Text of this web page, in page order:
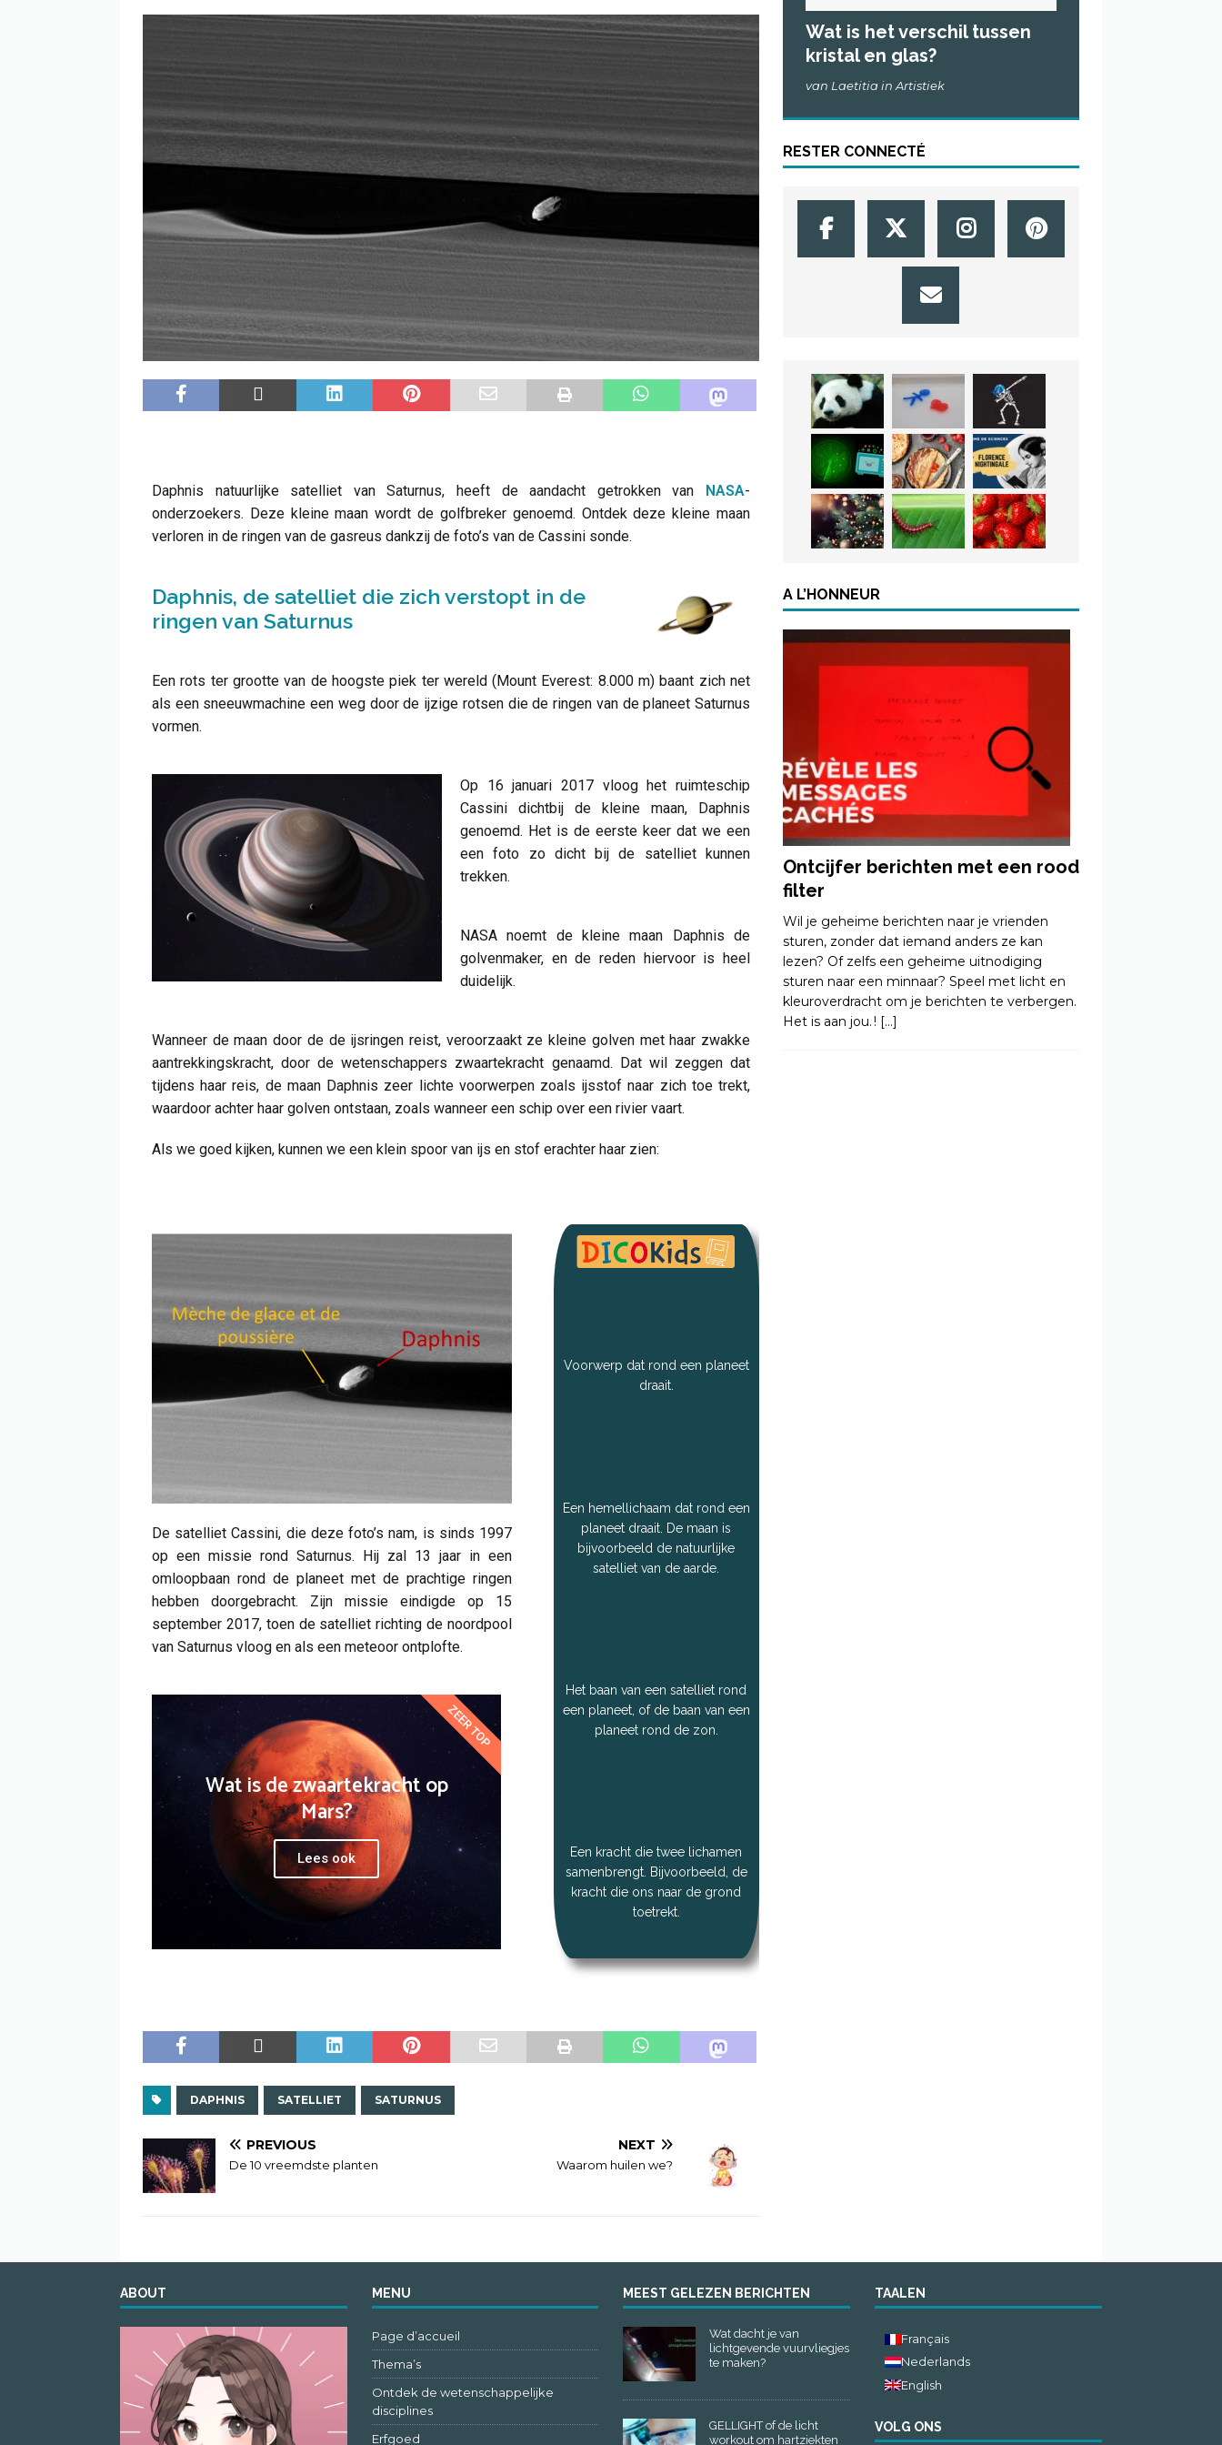
Daphnis natuurlijke satelliet van Saturnus, heeft de aandacht getrokken van NASA-
onderzoekers. Deze kleine maan wordt de golfbreker genoemd. Ontdek deze kleine maan
verloren in de ringen van de gasreus dankzij de foto’s van de Cassini sonde.
Daphnis, de satelliet die zich verstopt in de
ringen van Saturnus
Een rots ter grootte van de hoogste piek ter wereld (Mount Everest: 8.000 m) baant zich net
als een sneeuwmachine een weg door de ijzige rotsen die de ringen van de planeet Saturnus
vormen.
Op 16 januari 2017 vloog het ruimteschip
Cassini dichtbij de kleine maan, Daphnis
genoemd. Het is de eerste keer dat we een
een foto zo dicht bij de satelliet kunnen
trekken.
NASA noemt de kleine maan Daphnis de
golvenmaker, en de reden hiervoor is heel
duidelijk.
Wanneer de maan door de de ijsringen reist, veroorzaakt ze kleine golven met haar zwakke
aantrekkingskracht, door de wetenschappers zwaartekracht genaamd. Dat wil zeggen dat
tijdens haar reis, de maan Daphnis zeer lichte voorwerpen zoals ijsstof naar zich toe trekt,
waardoor achter haar golven ontstaan, zoals wanneer een schip over een rivier vaart.
Als we goed kijken, kunnen we een klein spoor van ijs en stof erachter haar zien:
De satelliet Cassini, die deze foto’s nam, is sinds 1997
op een missie rond Saturnus. Hij zal 13 jaar in een
omloopbaan rond de planeet met de prachtige ringen
hebben doorgebracht. Zijn missie eindigde op 15
september 2017, toen de satelliet richting de noordpool
van Saturnus vloog en als een meteoor ontplofte.
Wat is de zwaartekracht op
Mars?
Lees ook
ZEER TOP
Voorwerp dat rond een planeet
draait.
Een hemellichaam dat rond een
planeet draait. De maan is
bijvoorbeeld de natuurlijke
satelliet van de aarde.
Het baan van een satelliet rond
een planeet, of de baan van een
planeet rond de zon.
Een kracht die twee lichamen
samenbrengt. Bijvoorbeeld, de
kracht die ons naar de grond
toetrekt.
DAPHNIS SATELLIET SATURNUS
PREVIOUS
De 10 vreemdste planten
NEXT
Waarom huilen we?
Wat is het verschil tussen
kristal en glas?
van Laetitia in Artistiek
RESTER CONNECTÉ
A L’HONNEUR
Ontcijfer berichten met een rood
filter
Wil je geheime berichten naar je vrienden
sturen, zonder dat iemand anders ze kan
lezen? Of zelfs een geheime uitnodiging
sturen naar een minnaar? Speel met licht en
kleuroverdracht om je berichten te verbergen.
Het is aan jou. ! […]
ABOUT MENU
Page d’accueil
Thema’s
Ontdek de wetenschappelijke
disciplines
Erfgoed
MEEST GELEZEN BERICHTEN
Wat dacht je van
lichtgevende vuurvliegjes
te maken?
GELLIGHT of de licht
workout om hartziekten
TAALEN
Français
Nederlands
English
VOLG ONS